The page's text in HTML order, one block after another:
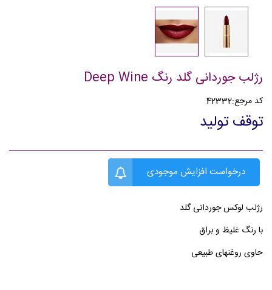
رژلب جوردانی گلد رنگ Deep Wine
کد مرجع:42332
توقف تولید
درخواست افزایش موجودی
رژلب لوکس جوردانی گلد
با رنگ غلیظ و براق
حاوی روغنهای طبیعی